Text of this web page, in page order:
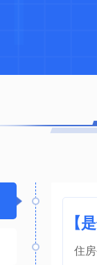
【
住